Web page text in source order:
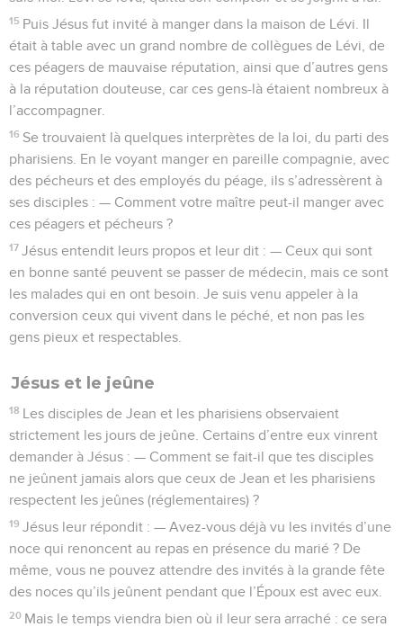
15 Puis Jésus fut invité à manger dans la maison de Lévi. Il
était à table avec un grand nombre de collègues de Lévi, de
ces péagers de mauvaise réputation, ainsi que d’autres gens
à la réputation douteuse, car ces gens-là étaient nombreux à
l’accompagner.
16 Se trouvaient là quelques interprètes de la loi, du parti des
pharisiens. En le voyant manger en pareille compagnie, avec
des pécheurs et des employés du péage, ils s’adressèrent à
ses disciples : — Comment votre maître peut-il manger avec
ces péagers et pécheurs ?
17 Jésus entendit leurs propos et leur dit : — Ceux qui sont
en bonne santé peuvent se passer de médecin, mais ce sont
les malades qui en ont besoin. Je suis venu appeler à la
conversion ceux qui vivent dans le péché, et non pas les
gens pieux et respectables.
Jésus et le jeûne
18 Les disciples de Jean et les pharisiens observaient
strictement les jours de jeûne. Certains d’entre eux vinrent
demander à Jésus : — Comment se fait-il que tes disciples
ne jeûnent jamais alors que ceux de Jean et les pharisiens
respectent les jeûnes (réglementaires) ?
19 Jésus leur répondit : — Avez-vous déjà vu les invités d’une
noce qui renoncent au repas en présence du marié ? De
même, vous ne pouvez attendre des invités à la grande fête
des noces qu’ils jeûnent pendant que l’Époux est avec eux.
20 Mais le temps viendra bien où il leur sera arraché : ce sera